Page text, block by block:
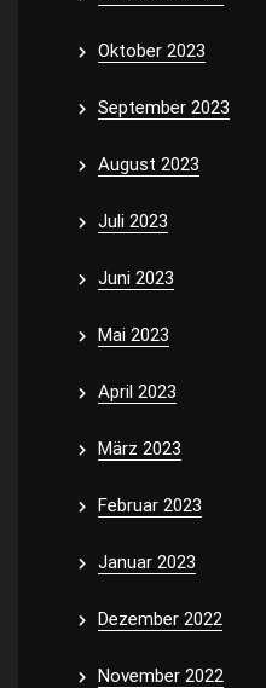
Oktober 2023
September 2023
August 2023
Juli 2023
Juni 2023
Mai 2023
April 2023
März 2023
Februar 2023
Januar 2023
Dezember 2022
November 2022